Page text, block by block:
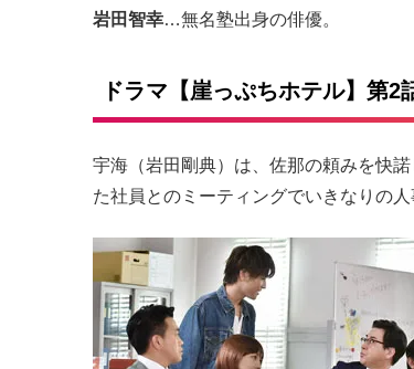
岩田智幸…無名塾出身の俳優。
ドラマ【崖っぷちホテル】第2
宇海（岩田剛典）は、佐那の頼みを快
た社員とのミーティングでいきなりの人